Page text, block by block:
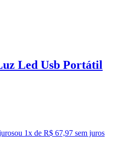
Led Usb Portátil
ou 1x de R$ 67,97 sem juros